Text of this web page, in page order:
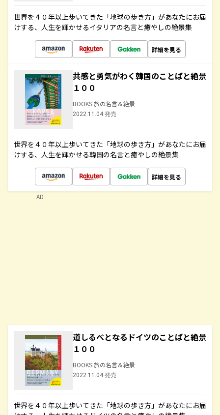
世界を４０年以上歩いてきた「地球の歩き方」があなたにお届
けする、人生を輝かせるイタリアの名言と癒やしの絶景集
詳細を見る
共感と勇気がわく韓国のことばと絶景
１００
BOOKS 旅の名言＆絶景
2022.11.04 発売
世界を４０年以上歩いてきた「地球の歩き方」があなたにお届
けする、人生を輝かせる韓国の名言と癒やしの絶景集
詳細を見る
道しるべとなるドイツのことばと絶景
１００
BOOKS 旅の名言＆絶景
2022.11.04 発売
世界を４０年以上歩いてきた「地球の歩き方」があなたにお届
AD